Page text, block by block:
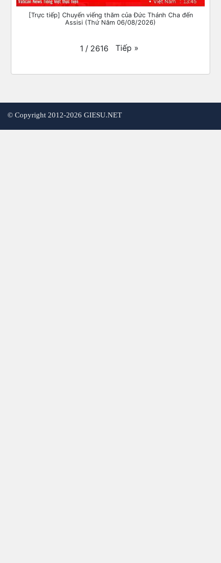
[Trực tiếp] Chuyến viếng thăm của Đức Thánh Cha đến
Assisi (Thứ Năm 06/08/2026)
1 / 2616 Tiếp »
© Copyright 2012-2026 GIESU.NET